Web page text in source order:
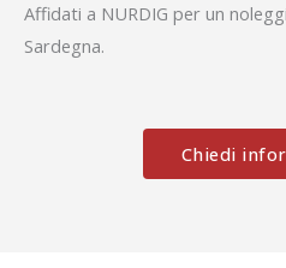
Affidati a NURDIG per un
Sardegna.
Chiedi